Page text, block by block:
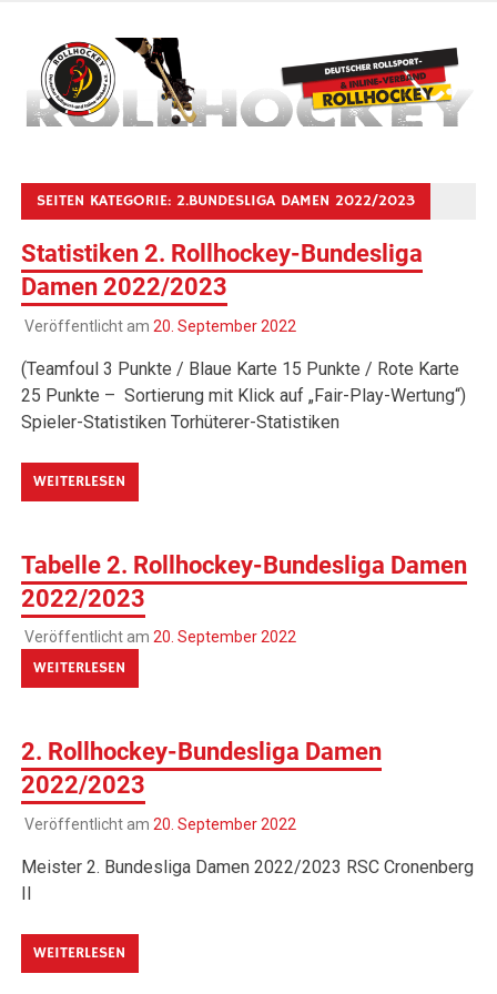
springen
SEITEN KATEGORIE:2.BUNDESLIGA DAMEN 2022/2023
Statistiken 2. Rollhockey-Bundesliga
Damen 2022/2023
Veröffentlicht am 20. September 2022
(Teamfoul 3 Punkte / Blaue Karte 15 Punkte / Rote Karte
25 Punkte – Sortierung mit Klick auf „Fair-Play-Wertung“)
Spieler-Statistiken Torhüterer-Statistiken
WEITERLESEN
Tabelle 2. Rollhockey-Bundesliga Damen
2022/2023
Veröffentlicht am 20. September 2022
WEITERLESEN
2. Rollhockey-Bundesliga Damen
2022/2023
Veröffentlicht am 20. September 2022
Meister 2. Bundesliga Damen 2022/2023 RSC Cronenberg
II
WEITERLESEN